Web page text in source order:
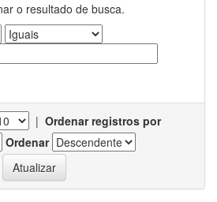
o resultado de busca.
| Ordenar registros por
Ordenar